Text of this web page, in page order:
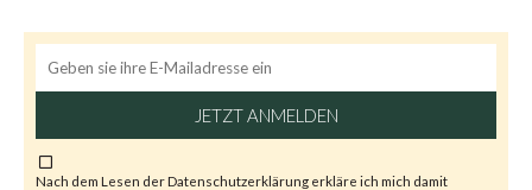
JETZT ANMELDEN
Nach dem Lesen derDatenschutzerklärung erkläre ich mich damit